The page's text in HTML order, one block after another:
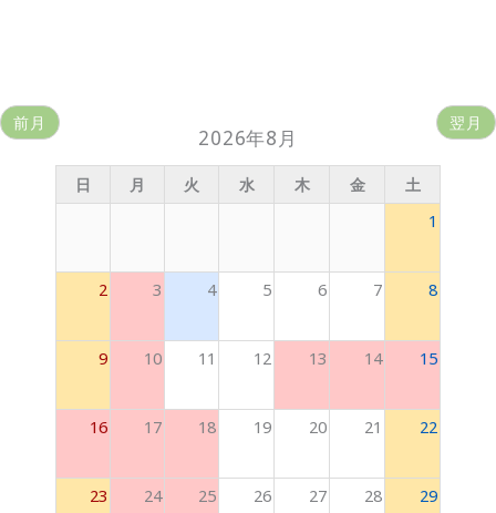
前月 翌月
2026年8月
日 月 火 水 木 金 土
1
2 3 4 5 6 7 8
9 10 11 12 13 14 15
16 17 18 19 20 21 22
23 24 25 26 27 28 29